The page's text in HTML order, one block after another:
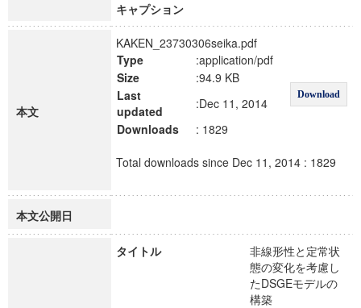
キャプション
本文
KAKEN_23730306seika.pdf
Type
:application/pdf
Download
Size
:94.9 KB
Last
updated
:Dec 11, 2014
Downloads
: 1829
Total downloads since Dec 11, 2014 : 1829
本文公開日
タイトル
非線形性と定常状
態の変化を考慮し
たDSGEモデルの
構築